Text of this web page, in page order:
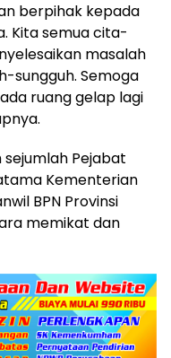
berpihak kepada
Kita semua cita-
masalah
sungguh. Semoga
ruang gelap lagi
sejumlah Pejabat
Kementerian
BPN Provinsi
memikat dan